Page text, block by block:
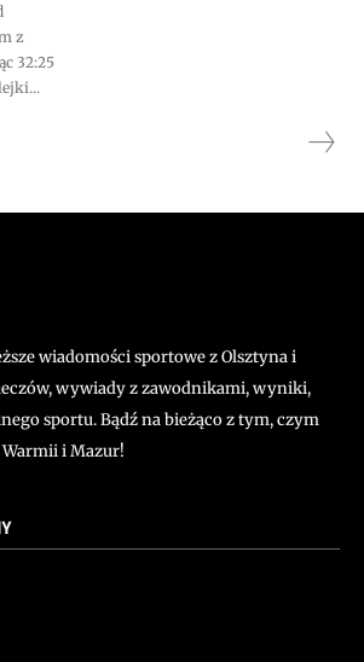
z
32:25
wiadomości sportowe z Olsztyna i
wywiady z zawodnikami, wyniki,
sportu. Bądź na bieżąco z tym, czym
i Mazur!